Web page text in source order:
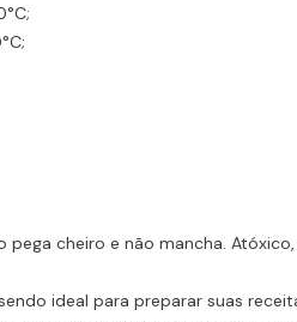
cheiro e não mancha.
ideal para preparar suas